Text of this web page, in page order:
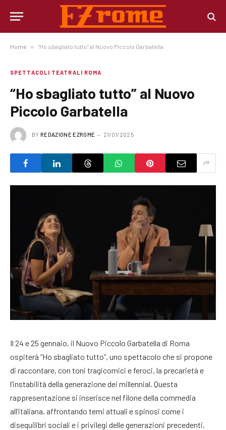
Home » “Ho sbagliato tutto” al Nuovo Piccolo Garbatella
SPETTACOLI TEATRALI ROMA
“Ho sbagliato tutto” al Nuovo
Piccolo Garbatella
BY REDAZIONE EZROME 21/01/2025
Il 24 e 25 gennaio, il Nuovo Piccolo Garbatella di Roma
ospiterà “Ho sbagliato tutto”, uno spettacolo che si propone
di raccontare, con toni tragicomici e feroci, la precarietà e
l’instabilità della generazione dei millennial. Questa
rappresentazione si inserisce nel filone della commedia
all’italiana, affrontando temi attuali e spinosi come i
disequilibri sociali e i privilegi delle generazioni precedenti,